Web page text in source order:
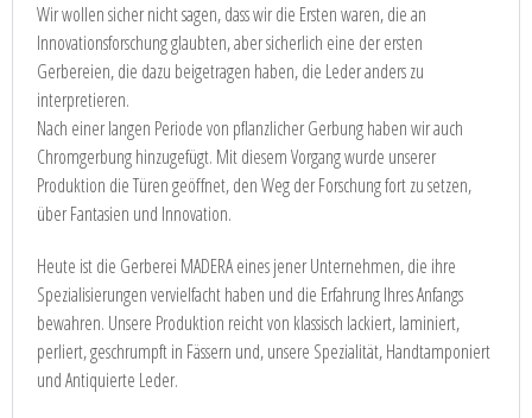
Wir wollen sicher nicht sagen, dass wir die Ersten waren, die an
Innovationsforschung glaubten, aber sicherlich eine der ersten
Gerbereien, die dazu beigetragen haben, die Leder anders zu
interpretieren.
Nach einer langen Periode von pflanzlicher Gerbung haben wir auch
Chromgerbung hinzugefügt. Mit diesem Vorgang wurde unserer
Produktion die Türen geöffnet, den Weg der Forschung fort zu setzen,
über Fantasien und Innovation.
Heute ist die Gerberei MADERA eines jener Unternehmen, die ihre
Spezialisierungen vervielfacht haben und die Erfahrung Ihres Anfangs
bewahren. Unsere Produktion reicht von klassisch lackiert, laminiert,
perliert, geschrumpft in Fässern und, unsere Spezialität, Handtamponiert
und Antiquierte Leder.